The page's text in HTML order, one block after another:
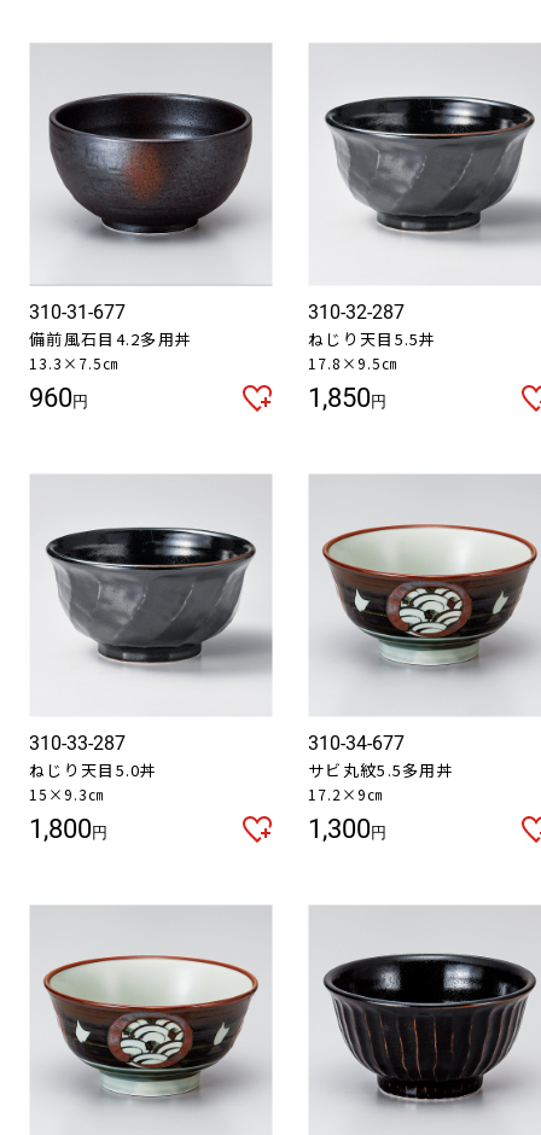
310-31-677
備前風石目4.2多用丼
13.3×7.5㎝
960円
310-32-287
ねじり天目5.5丼
17.8×9.5㎝
1,850円
310-33-287
ねじり天目5.0丼
15×9.3㎝
1,800円
310-34-677
サビ丸紋5.5多用丼
17.2×9㎝
1,300円